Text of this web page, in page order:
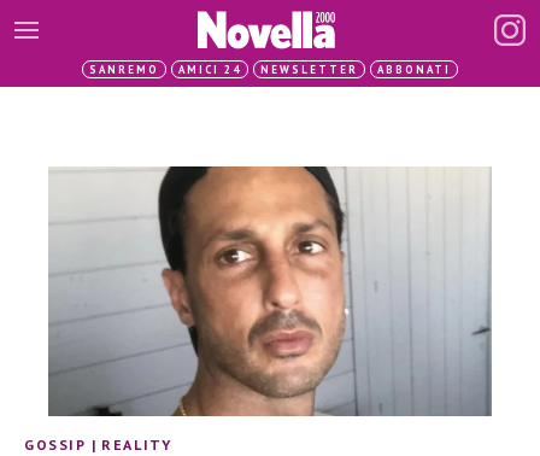
SANREMO AMICI 24 NEWSLETTER ABBONATI
GOSSIP | REALITY